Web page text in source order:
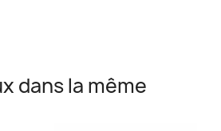
dans la même